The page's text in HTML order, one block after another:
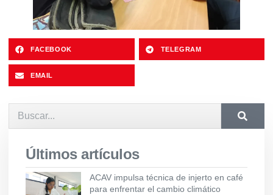
FACEBOOK TELEGRAM
EMAIL
Últimos artículos
ACAV impulsa técnica de injerto en café
para enfrentar el cambio climático